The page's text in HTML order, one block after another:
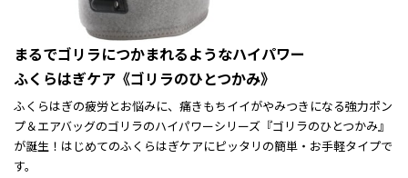
まるでゴリラにつかまれるようなハイパワー
ふくらはぎケア《ゴリラのひとつかみ》
ふくらはぎの疲労とお悩みに、痛きもちイイがやみつきになる強力ポン
プ＆エアバッグのゴリラのハイパワーシリーズ『ゴリラのひとつかみ』
が誕生！はじめてのふくらはぎケアにピッタリの簡単・お手軽タイプで
す。